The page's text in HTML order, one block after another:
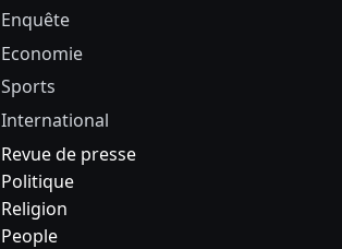
Enquête
Economie
Sports
International
Revue de presse
Politique
Religion
People